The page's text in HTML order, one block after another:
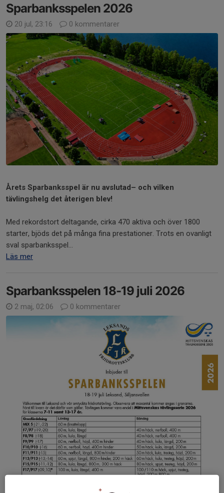
Sparbanksspelen 2026
20 jul, 23:16 0 kommentarer
Årets Sparbanksspel är nu avslutad– och vilken
tävlingshelg det återigen blev!
Med rekordstort deltagande, cirka 470 aktiva och över 1800
starter, bjöds det på många fina prestationer. Trots en ovanligt
sval sparbanksspel...
Läs mer
Sparbanksspelen 18-19 juli 2026
2 maj, 02:06 0 kommentarer